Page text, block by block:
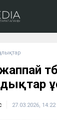
27.03.2026, 14:22